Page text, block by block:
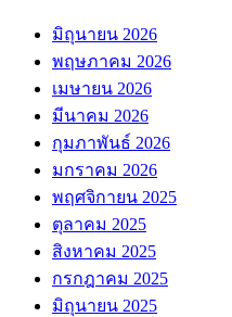
มิถุนายน 2026
พฤษภาคม 2026
เมษายน 2026
มีนาคม 2026
กุมภาพันธ์ 2026
มกราคม 2026
พฤศจิกายน 2025
ตุลาคม 2025
สิงหาคม 2025
กรกฎาคม 2025
มิถุนายน 2025